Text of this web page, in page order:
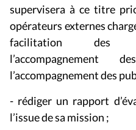
supervisera à ce titre
opérateurs externes
facilitation des
l’accompagnement des
- rédiger un rapport
l’issue de sa mission ;